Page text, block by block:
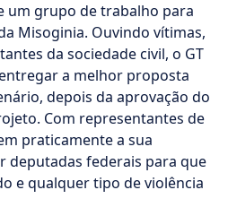
um grupo de trabalho para
Misoginia. Ouvindo vítimas,
da sociedade civil, o GT
a melhor proposta
depois da aprovação do
Com representantes de
praticamente a sua
deputadas federais para que
e qualquer tipo de violência